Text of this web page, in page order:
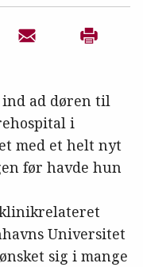
ad døren til
i
med et helt nyt
før havde hun
Universitet
sig i mange